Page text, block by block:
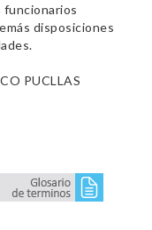
disposiciones
PUCLLAS